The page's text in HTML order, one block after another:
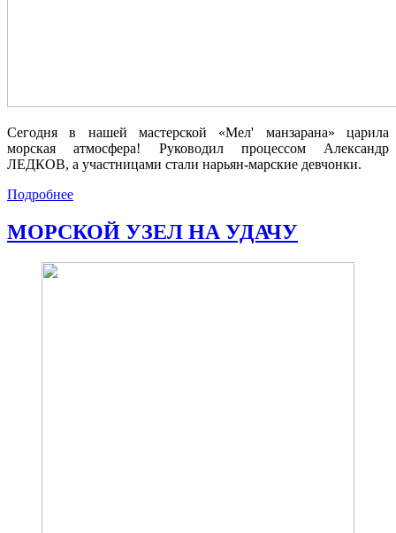
Сегодня в нашей мастерской «Мел' манзарана» царила
морская атмосфера! Руководил процессом Александр
ЛЕДКОВ, а участницами стали нарьян-марские девчонки.
Подробнее
МОРСКОЙ УЗЕЛ НА УДАЧУ